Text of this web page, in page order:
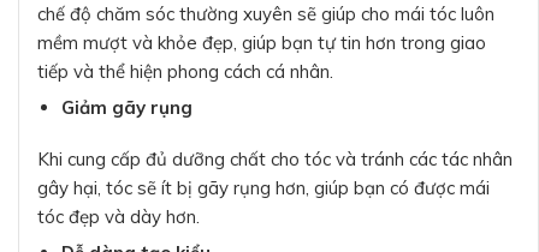
chế độ chăm sóc thường xuyên sẽ giúp cho mái tóc luôn
mềm mượt và khỏe đẹp, giúp bạn tự tin hơn trong giao
tiếp và thể hiện phong cách cá nhân.
Giảm gãy rụng
Khi cung cấp đủ dưỡng chất cho tóc và tránh các tác nhân
gây hại, tóc sẽ ít bị gãy rụng hơn, giúp bạn có được mái
tóc đẹp và dày hơn.